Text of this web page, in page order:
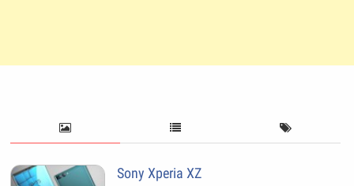
Sony Xperia XZ